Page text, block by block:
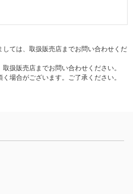
しては、取扱販売店までお問い合わせくだ
扱販売店までお問い合わせください。
場合がございます。ご了承ください。